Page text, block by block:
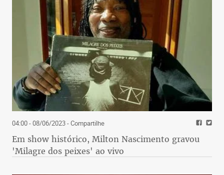
04:00 - 08/06/2023- Compartilhe
Em show histórico, Milton Nascimento gravou
'Milagre dos peixes' ao vivo